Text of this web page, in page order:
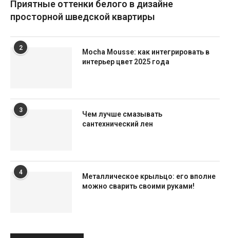
Приятные оттенки белого в дизайне
просторной шведской квартиры
2
Mocha Mousse: как интегрировать в
интерьер цвет 2025 года
3
Чем лучше смазывать
сантехнический лен
4
Металлическое крыльцо: его вполне
можно сварить своими руками!